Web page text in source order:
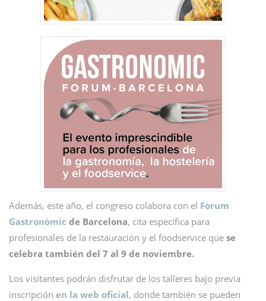
Además, este año, el congreso colabora con el Fòrum
Gastronòmic de Barcelona, cita específica para
profesionales de la restauración y el foodservice que se
celebra también del 7 al 9 de noviembre.
Los visitantes podrán disfrutar de los talleres bajo previa
inscripción en la web oficial, donde también se pueden